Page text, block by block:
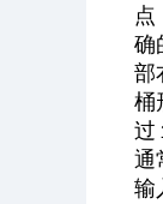
点
确
部
桶
过
通
输